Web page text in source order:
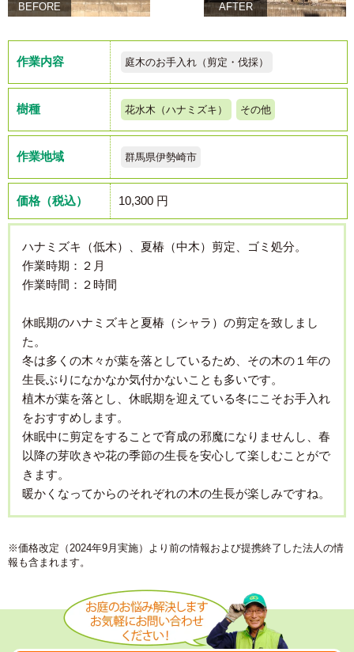
BEFORE AFTER
作業内容 庭木のお手入れ（剪定・伐採）
樹種 花水木（ハナミズキ） その他
作業地域 群馬県伊勢崎市
価格（税込） 10,300 円
ハナミズキ（低木）、夏椿（中木）剪定、ゴミ処分。
作業時期：２月
作業時間：２時間
休眠期のハナミズキと夏椿（シャラ）の剪定を致しまし
た。
冬は多くの木々が葉を落としているため、その木の１年の
生長ぶりになかなか気付かないことも多いです。
植木が葉を落とし、休眠期を迎えている冬にこそお手入れ
をおすすめします。
休眠中に剪定をすることで育成の邪魔になりませんし、春
以降の芽吹きや花の季節の生長を安心して楽しむことがで
きます。
暖かくなってからのそれぞれの木の生長が楽しみですね。
※価格改定（2024年9月実施）より前の情報および提携終了した法人の情
報も含まれます。